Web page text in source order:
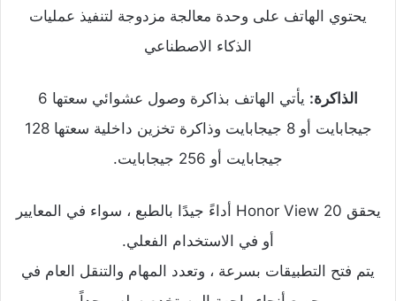
يحتوي الهاتف على وحدة معالجة مزدوجة لتنفيذ عمليات
الذكاء الاصطناعي
الذاكرة:
يأتي الهاتف بذاكرة وصول عشوائي سعتها 6
جيجابايت أو 8 جيجابايت وذاكرة تخزين داخلية سعتها 128
جيجابايت أو 256 جيجابايت.
يحقق Honor View 20 أداءً جيدًا بالطبع ، سواء في المعايير
أو في الاستخدام الفعلي.
يتم فتح التطبيقات بسرعة ، وتعدد المهام والتنقل العام في